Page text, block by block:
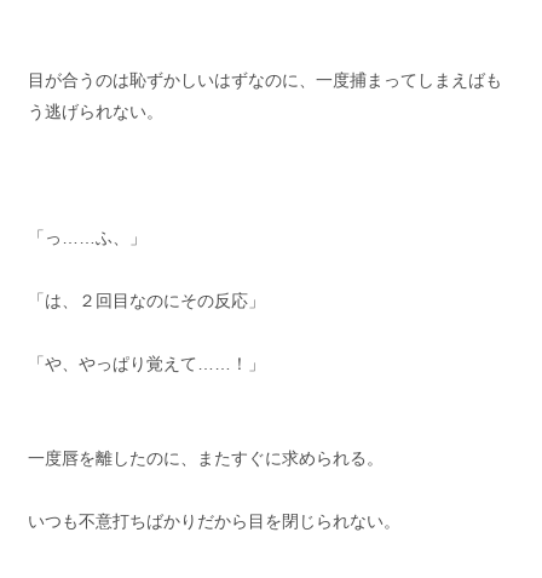
目が合うのは恥ずかしいはずなのに、一度捕まってしまえばも
う逃げられない。
「っ……ふ、」
「は、２回目なのにその反応」
「や、やっぱり覚えて……！」
一度唇を離したのに、またすぐに求められる。
いつも不意打ちばかりだから目を閉じられない。